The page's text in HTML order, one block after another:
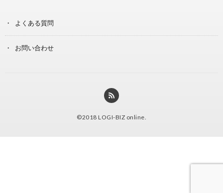
よくある質問
お問い合わせ
©2018 LOGI-BIZ online